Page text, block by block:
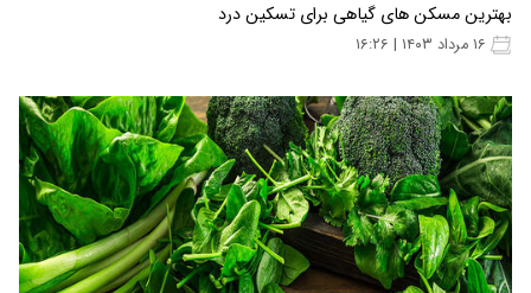
بهترین مسکن های گیاهی برای تسکین درد